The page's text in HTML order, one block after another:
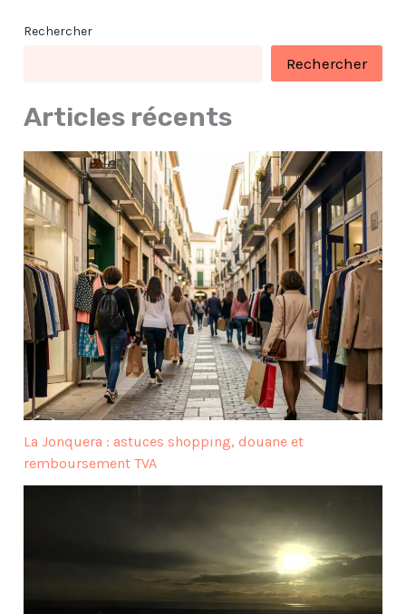
Rechercher
Rechercher
Articles récents
La Jonquera : astuces shopping, douane et
remboursement TVA